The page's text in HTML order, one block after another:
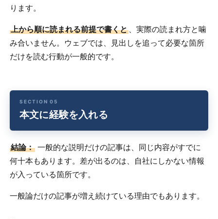
ります。
上から順に読まれる前提で書くと 、実際の読まれ方と噛
み合いません。ウェブでは、見出しを追って必要な箇所
だけを読む行動が一般的です。
本文に経験を入れる
結論： 一般的な説明だけの記事は、同じ内容がすでに
何十本もあります。差が出るのは、自社にしかない情報
が入っている箇所です。
一般論だけの記事が増え続けている理由でもあります。